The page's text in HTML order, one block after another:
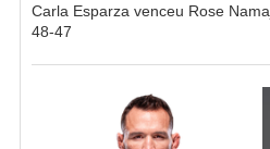
Carla Esparza venceu Rose
48-47